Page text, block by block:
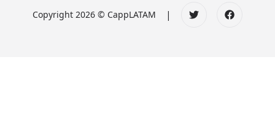
Copyright 2026 © CappLATAM |